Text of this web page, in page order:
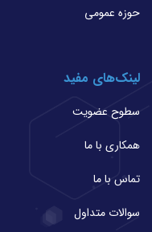
حوزه عمومی
لینک‌های مفید
سطوح عضویت
همکاری با ما
تماس با ما
سوالات متداول